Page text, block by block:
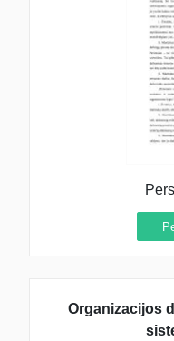
Organizacijos